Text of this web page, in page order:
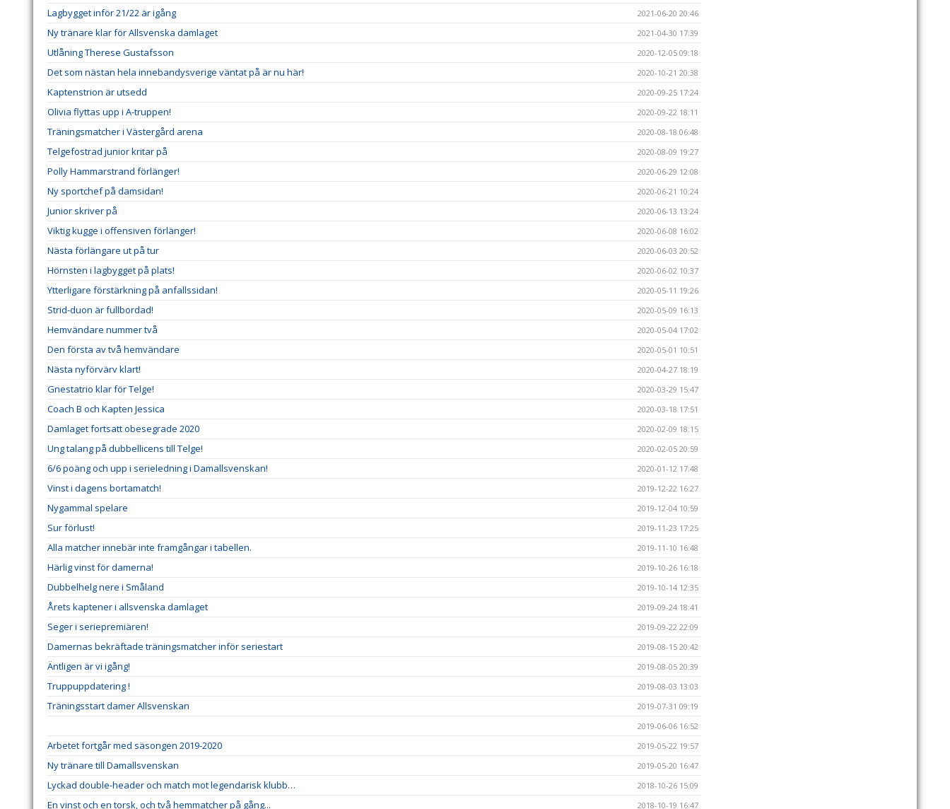
Lagbygget inför 21/22 är igång 2021-06-20 20:46
Ny tränare klar för Allsvenska damlaget 2021-04-30 17:39
Utlåning Therese Gustafsson 2020-12-05 09:18
Det som nästan hela innebandysverige väntat på är nu här! 2020-10-21 20:38
Kaptenstrion är utsedd 2020-09-25 17:24
Olivia flyttas upp i A-truppen! 2020-09-22 18:11
Träningsmatcher i Västergård arena 2020-08-18 06:48
Telgefostrad junior kritar på 2020-08-09 19:27
Polly Hammarstrand förlänger! 2020-06-29 12:08
Ny sportchef på damsidan! 2020-06-21 10:24
Junior skriver på 2020-06-13 13:24
Viktig kugge i offensiven förlänger! 2020-06-08 16:02
Nästa förlängare ut på tur 2020-06-03 20:52
Hörnsten i lagbygget på plats! 2020-06-02 10:37
Ytterligare förstärkning på anfallssidan! 2020-05-11 19:26
Strid-duon är fullbordad! 2020-05-09 16:13
Hemvändare nummer två 2020-05-04 17:02
Den första av två hemvändare 2020-05-01 10:51
Nästa nyförvärv klart! 2020-04-27 18:19
Gnestatrio klar för Telge! 2020-03-29 15:47
Coach B och Kapten Jessica 2020-03-18 17:51
Damlaget fortsatt obesegrade 2020 2020-02-09 18:15
Ung talang på dubbellicens till Telge! 2020-02-05 20:59
6/6 poäng och upp i serieledning i Damallsvenskan! 2020-01-12 17:48
Vinst i dagens bortamatch! 2019-12-22 16:27
Nygammal spelare 2019-12-04 10:59
Sur förlust! 2019-11-23 17:25
Alla matcher innebär inte framgångar i tabellen. 2019-11-10 16:48
Härlig vinst för damerna! 2019-10-26 16:18
Dubbelhelg nere i Småland 2019-10-14 12:35
Årets kaptener i allsvenska damlaget 2019-09-24 18:41
Seger i seriepremiären! 2019-09-22 22:09
Damernas bekräftade träningsmatcher inför seriestart 2019-08-15 20:42
Äntligen är vi igång! 2019-08-05 20:39
Truppuppdatering ! 2019-08-03 13:03
Träningsstart damer Allsvenskan
2019-07-31 09:19
2019-06-06 16:52
Arbetet fortgår med säsongen 2019-2020 2019-05-22 19:57
Ny tränare till Damallsvenskan 2019-05-20 16:47
Lyckad double-header och match mot legendarisk klubb… 2018-10-26 15:09
En vinst och en torsk, och två hemmatcher på gång... 2018-10-19 16:47